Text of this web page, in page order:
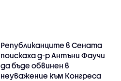
Републиканците в Сената
поискаха д-р Антъни Фаучи
да бъде обвинен в
неуважение към Конгреса